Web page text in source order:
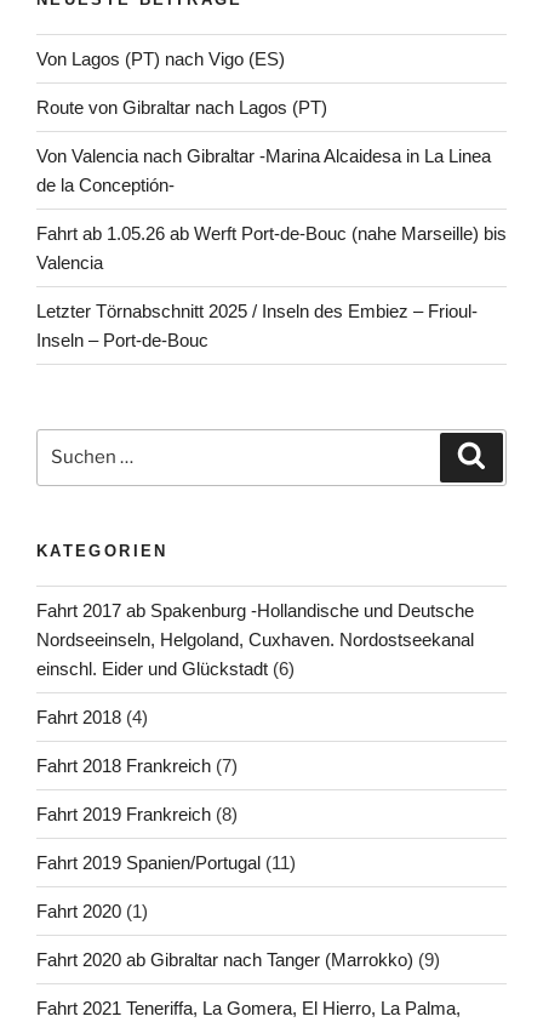
Von Lagos (PT) nach Vigo (ES)
Route von Gibraltar nach Lagos (PT)
Von Valencia nach Gibraltar -Marina Alcaidesa in La Linea
de la Conceptión-
Fahrt ab 1.05.26 ab Werft Port-de-Bouc (nahe Marseille) bis
Valencia
Letzter Törnabschnitt 2025 / Inseln des Embiez – Frioul-
Inseln – Port-de-Bouc
nach:
KATEGORIEN
Fahrt 2017 ab Spakenburg -Hollandische und Deutsche
Nordseeinseln, Helgoland, Cuxhaven. Nordostseekanal
einschl. Eider und Glückstadt (6)
Fahrt 2018 (4)
Fahrt 2018 Frankreich (7)
Fahrt 2019 Frankreich (8)
Fahrt 2019 Spanien/Portugal (11)
Fahrt 2020 (1)
Fahrt 2020 ab Gibraltar nach Tanger (Marrokko) (9)
Fahrt 2021 Teneriffa, La Gomera, El Hierro, La Palma,